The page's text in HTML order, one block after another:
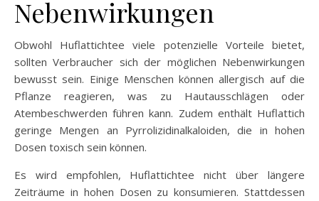
Nebenwirkungen
Obwohl Huflattichtee viele potenzielle Vorteile bietet,
sollten Verbraucher sich der möglichen Nebenwirkungen
bewusst sein. Einige Menschen können allergisch auf die
Pflanze reagieren, was zu Hautausschlägen oder
Atembeschwerden führen kann. Zudem enthält Huflattich
geringe Mengen an Pyrrolizidinalkaloiden, die in hohen
Dosen toxisch sein können.
Es wird empfohlen, Huflattichtee nicht über längere
Zeiträume in hohen Dosen zu konsumieren. Stattdessen